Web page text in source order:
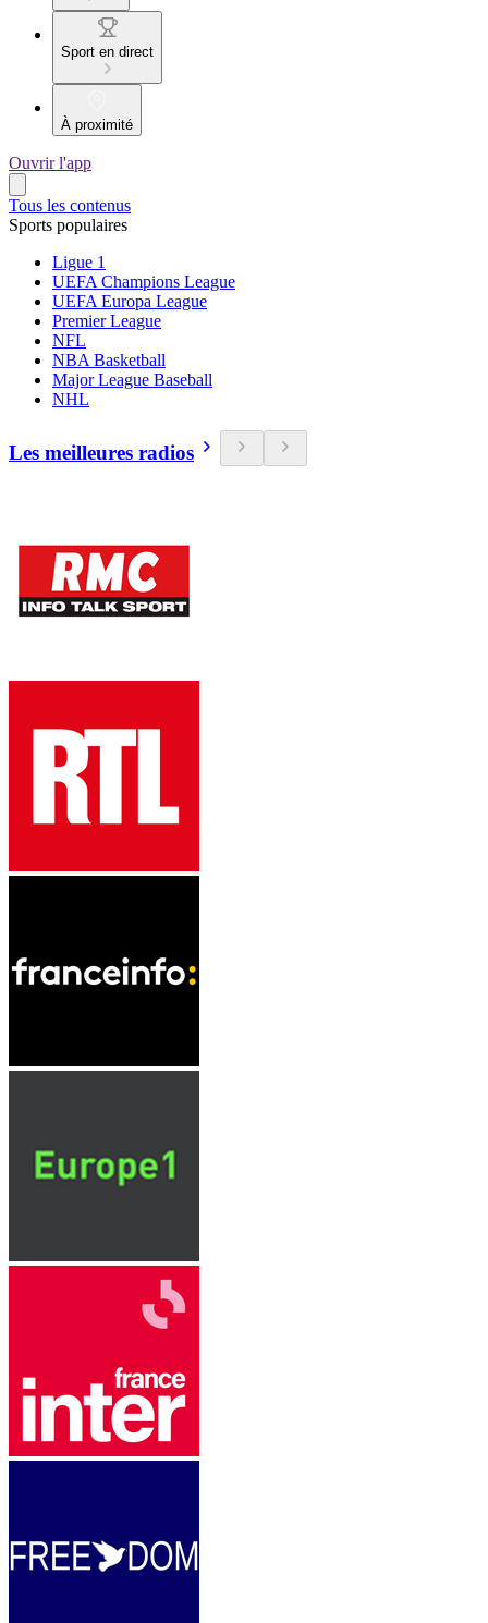
Sport en direct
À proximité
Ouvrir l'app
Tous les contenus
Sports populaires
Ligue 1
UEFA Champions League
UEFA Europa League
Premier League
NFL
NBA Basketball
Major League Baseball
NHL
Les meilleures radios